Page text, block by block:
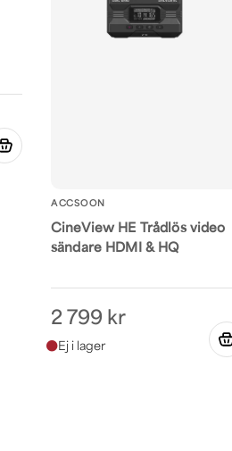
ACCSOON
CineView HE Trådlös video
sändare HDMI & HQ
2 799 kr